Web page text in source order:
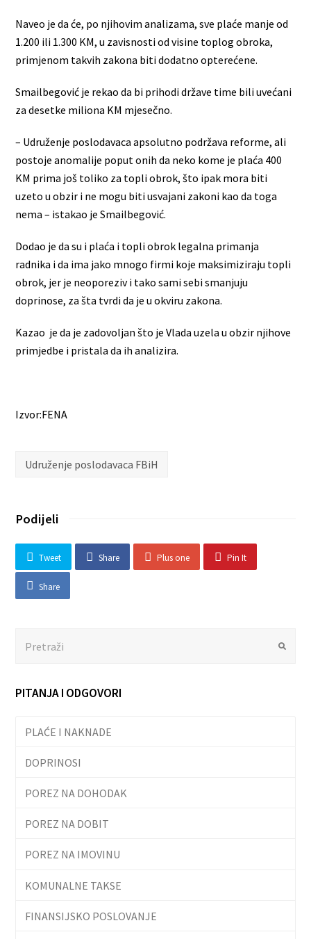
Naveo je da će, po njihovim analizama, sve plaće manje od
1.200 ili 1.300 KM, u zavisnosti od visine toplog obroka,
primjenom takvih zakona biti dodatno opterećene.
Smailbegović je rekao da bi prihodi države time bili uvećani
za desetke miliona KM mjesečno.
– Udruženje poslodavaca apsolutno podržava reforme, ali
postoje anomalije poput onih da neko kome je plaća 400
KM prima još toliko za topli obrok, što ipak mora biti
uzeto u obzir i ne mogu biti usvajani zakoni kao da toga
nema – istakao je Smailbegović.
Dodao je da su i plaća i topli obrok legalna primanja
radnika i da ima jako mnogo firmi koje maksimiziraju topli
obrok, jer je neoporeziv i tako sami sebi smanjuju
doprinose, za šta tvrdi da je u okviru zakona.
Kazao je da je zadovoljan što je Vlada uzela u obzir njihove
primjedbe i pristala da ih analizira.
Izvor:FENA
Udruženje poslodavaca FBiH
Podijeli
Tweet Share Plus one Pin It
Share
PITANJA I ODGOVORI
PLAĆE I NAKNADE
DOPRINOSI
POREZ NA DOHODAK
POREZ NA DOBIT
POREZ NA IMOVINU
KOMUNALNE TAKSE
FINANSIJSKO POSLOVANJE